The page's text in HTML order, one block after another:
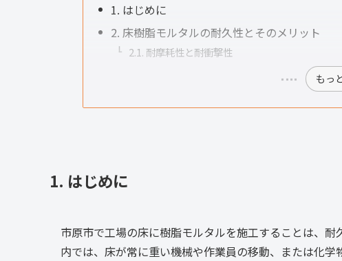
1. はじめに
2. 床樹脂モルタルの耐久性とそのメリット
2.1. 耐摩耗性と耐衝撃性
もっ
1. はじめに
市原市で工場の床に樹脂モルタルを施工することは、
内では、床が常に重い機械や作業員の移動、または化